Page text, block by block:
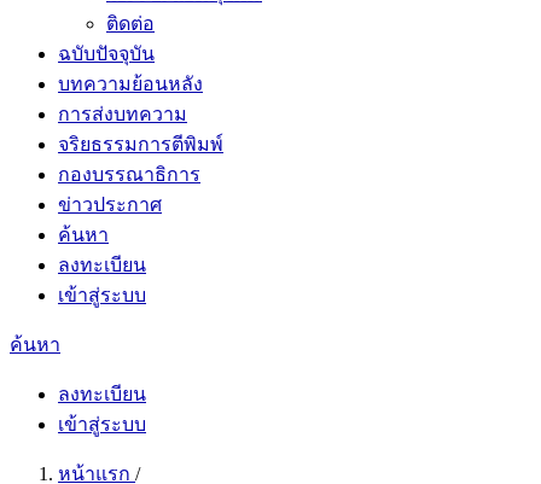
ติดต่อ
ฉบับปัจจุบัน
บทความย้อนหลัง
การส่งบทความ
จริยธรรมการตีพิมพ์
กองบรรณาธิการ
ข่าวประกาศ
ค้นหา
ลงทะเบียน
เข้าสู่ระบบ
ค้นหา
ลงทะเบียน
เข้าสู่ระบบ
หน้าแรก /